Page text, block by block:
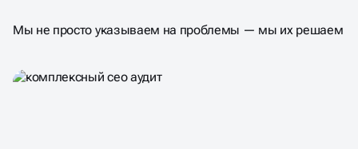
Мы не просто указываем на проблемы — мы их решаем
НА ВЫХОДЕ